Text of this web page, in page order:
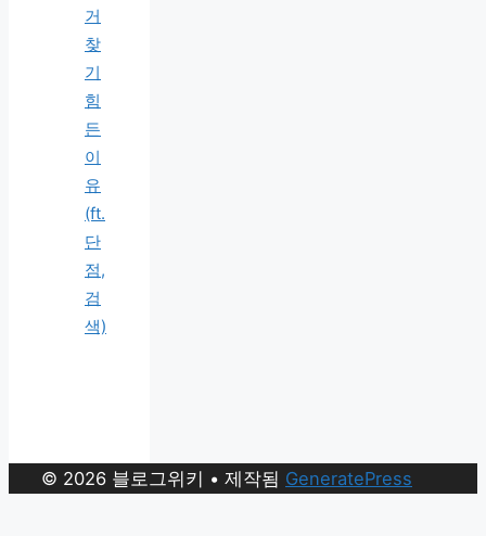
거
찾
기
힘
든
이
유
(ft.
단
점,
검
색)
© 2026 블로그위키 • 제작됨 GeneratePress